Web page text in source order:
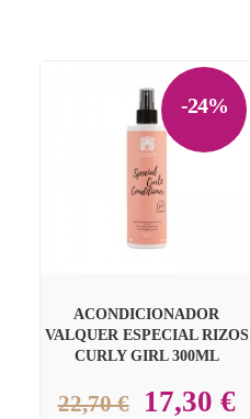
-24%

ACONDICIONADOR
VALQUER ESPECIAL RIZOS
CURLY GIRL 300ML
22,70 € 17,30 €